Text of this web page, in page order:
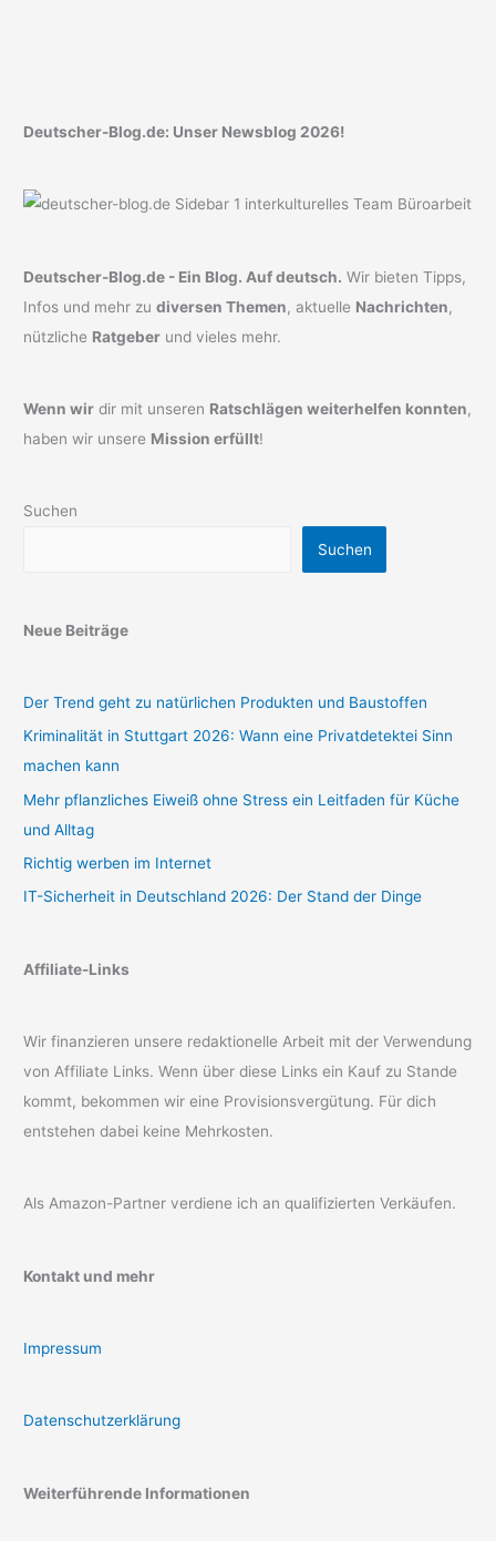
Deutscher-Blog.de: Unser Newsblog 2026!
Deutscher-Blog.de - Ein Blog. Auf deutsch. Wir bieten Tipps,
Infos und mehr zudiversen Themen, aktuelle Nachrichten,
nützliche Ratgeber und vieles mehr.
Wenn wir dir mit unseren Ratschlägen weiterhelfen konnten,
haben wir unsere Mission erfüllt!
Suchen
Suchen
Neue Beiträge
Der Trend geht zu natürlichen Produkten und Baustoffen
Kriminalität in Stuttgart 2026: Wann eine Privatdetektei Sinn
machen kann
Mehr pflanzliches Eiweiß ohne Stress ein Leitfaden für Küche
und Alltag
Richtig werben im Internet
IT-Sicherheit in Deutschland 2026: Der Stand der Dinge
Affiliate-Links
Wir finanzieren unsere redaktionelle Arbeit mit der Verwendung
von Affiliate Links. Wenn über diese Links ein Kauf zu Stande
kommt, bekommen wir eine Provisionsvergütung. Für dich
entstehen dabei keine Mehrkosten.
Als Amazon-Partner verdiene ich an qualifizierten Verkäufen.
Kontakt und mehr
Impressum
Datenschutzerklärung
Weiterführende Informationen